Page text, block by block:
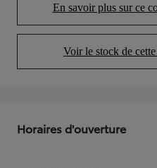
En savoir plus sur ce
Voir le stock de
Horaires d'ouverture